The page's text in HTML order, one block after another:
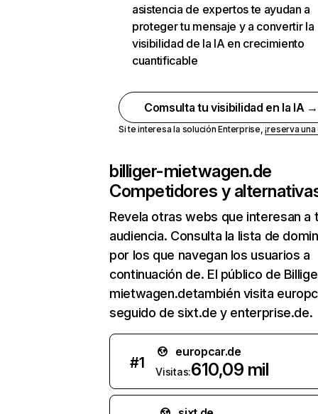
asistencia de expertos te ayudan a
proteger tu mensaje y a convertir la
visibilidad de la IA en crecimiento
cuantificable
Comsulta tu visibilidad en la IA →
Si te interesa la solución Enterprise,¡reserva
billiger-mietwagen.de
Competidores y
Revela otras webs que interesan a
audiencia. Consulta la lista de
por los que navegan los usuarios a
continuación de. El público de
mietwagen.detambién visita
seguido de sixt.de y enterprise.de.
#1
europcar.de
Visitas:610,09 mil